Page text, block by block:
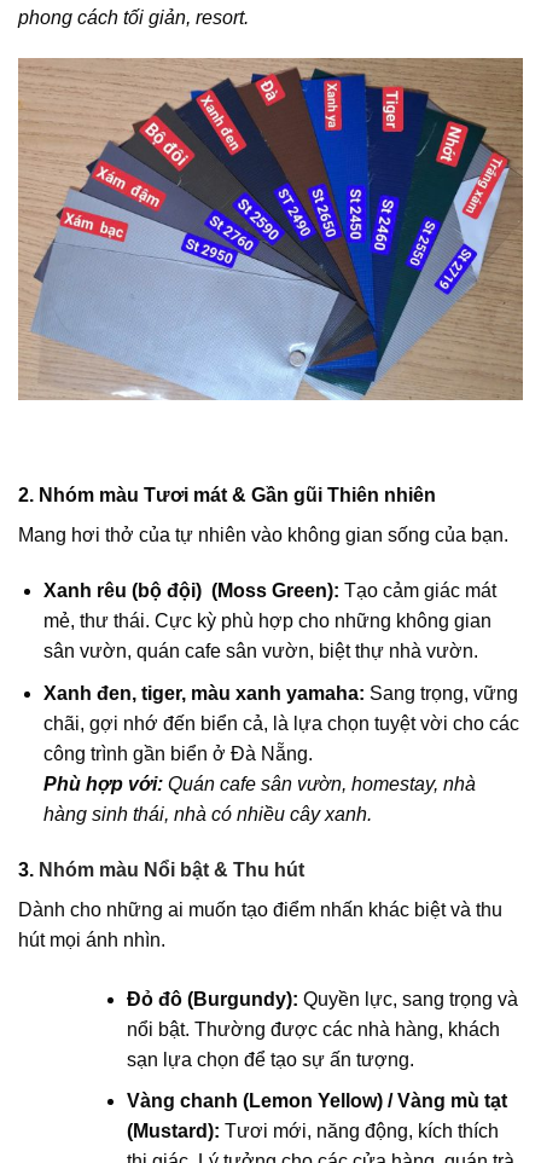
phong cách tối giản, resort.
2. Nhóm màu Tươi mát & Gần gũi Thiên nhiên
Mang hơi thở của tự nhiên vào không gian sống của bạn.
Xanh rêu (bộ đội) (Moss Green): Tạo cảm giác mát
mẻ, thư thái. Cực kỳ phù hợp cho những không gian
sân vườn, quán cafe sân vườn, biệt thự nhà vườn.
Xanh đen, tiger, màu xanh yamaha: Sang trọng, vững
chãi, gợi nhớ đến biển cả, là lựa chọn tuyệt vời cho các
công trình gần biển ở Đà Nẵng.
Phù hợp với:Quán cafe sân vườn, homestay, nhà
hàng sinh thái, nhà có nhiều cây xanh.
3. Nhóm màu Nổi bật & Thu hút
Dành cho những ai muốn tạo điểm nhấn khác biệt và thu
hút mọi ánh nhìn.
Đỏ đô (Burgundy): Quyền lực, sang trọng và
nổi bật. Thường được các nhà hàng, khách
sạn lựa chọn để tạo sự ấn tượng.
Vàng chanh (Lemon Yellow) / Vàng mù tạt
(Mustard): Tươi mới, năng động, kích thích